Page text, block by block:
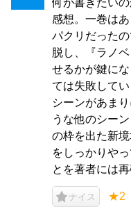
何が書きたい
感想。一巻は
パクリだった
脱し、『ラノ
せるかが鍵に
ては失敗して
シーンがあま
うな他のシー
の枠を出た新
をしっかりや
とを著者には
ナイス ★2